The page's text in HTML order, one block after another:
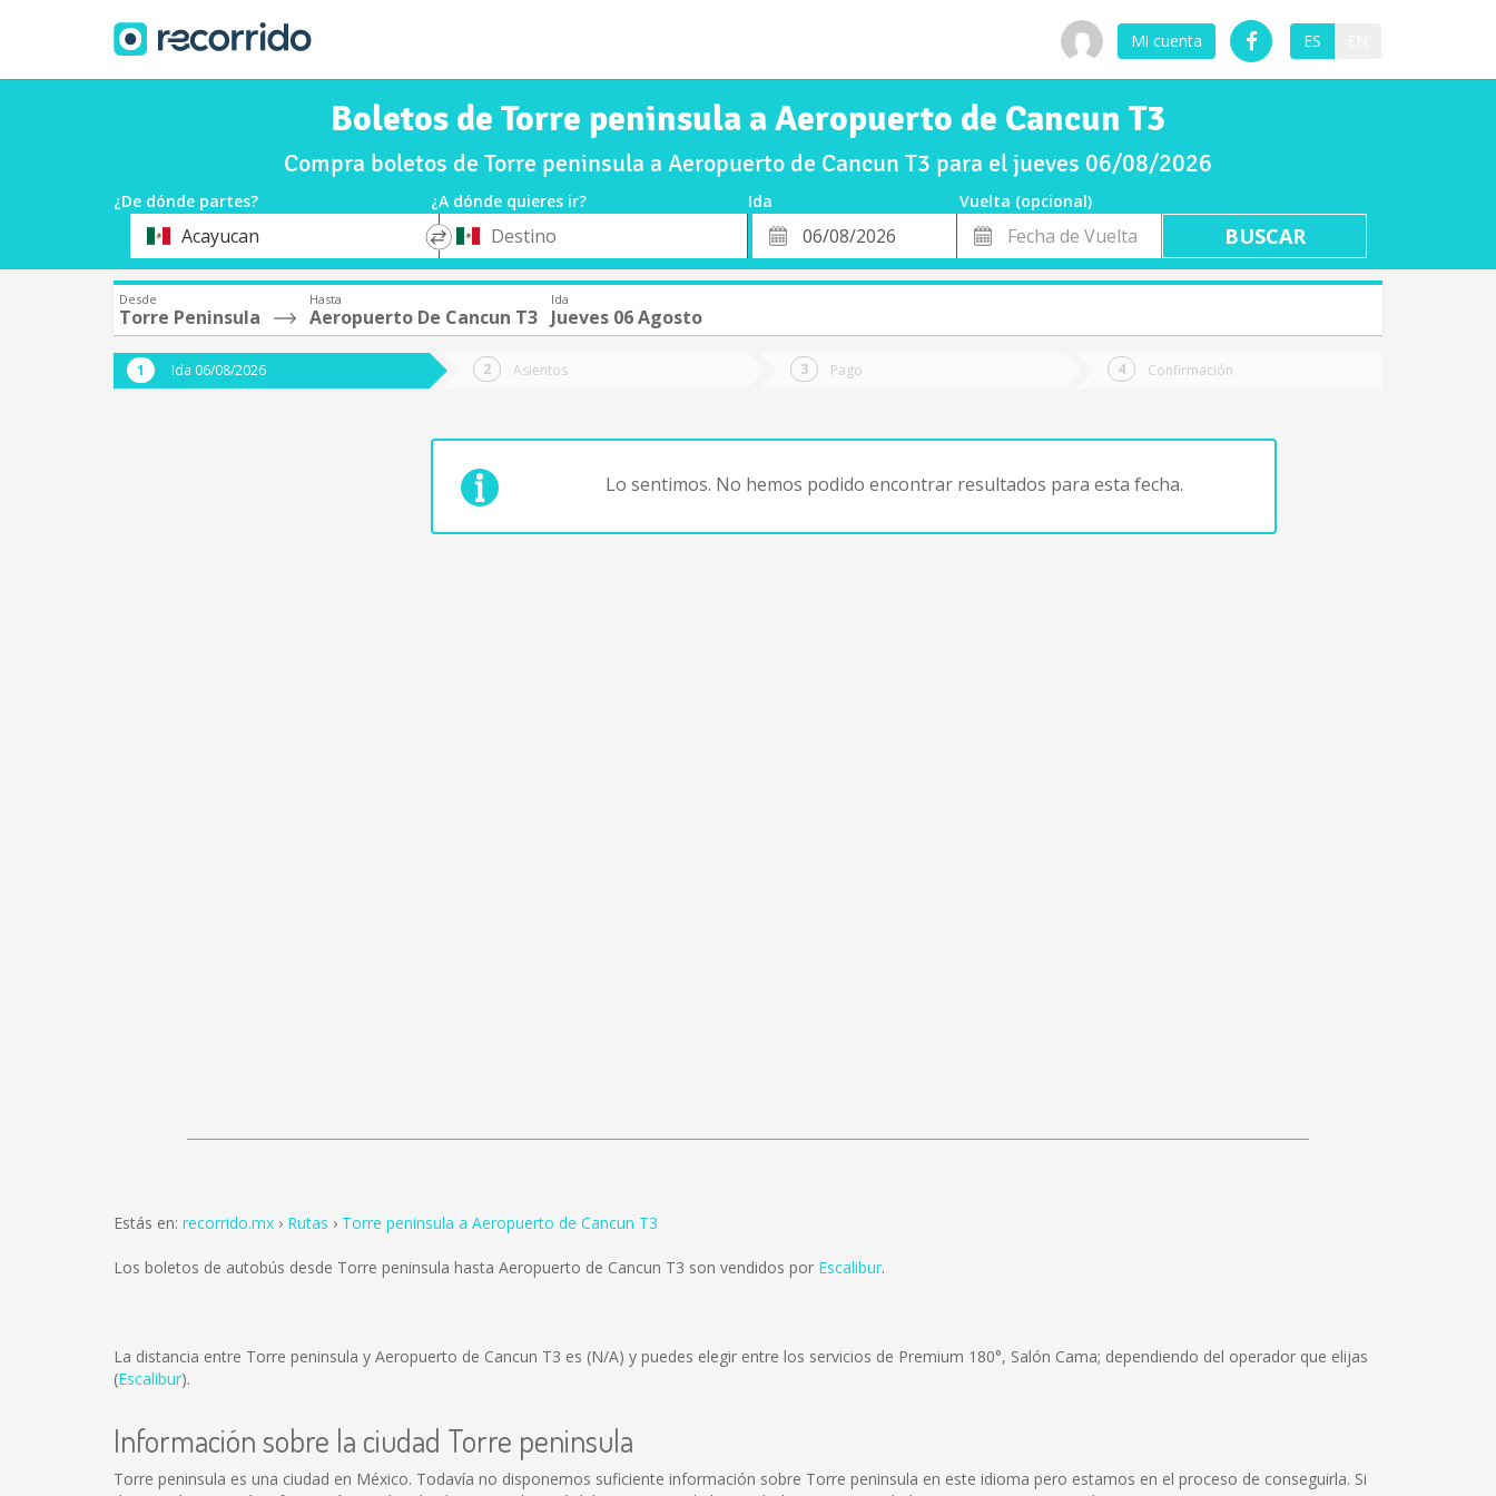
Mi cuenta ES
Boletos de Torre peninsula a Aeropuerto de Cancun T3
Compra boletos de Torre peninsula a Aeropuerto de Cancun T3 para el jueves 06/08/2026
¿De dónde partes? ¿A dónde quieres ir? Ida
Vuelta (opcional)
OrigenAcayucan
*
Destino
Fecha
de
Fecha
de
Vuelta
Desde
Torre Peninsula
Hasta
Aeropuerto De Cancun T3
Ida
Jueves 06 Agosto
Ida 06/08/2026 Asientos Pago Confirmación
Lo sentimos. No hemos podido encontrar resultados para esta fecha.
Estás en: recorrido.mx Rutas Torre peninsula a Aeropuerto de Cancun T3
Los boletos de autobús desde Torre peninsula hasta Aeropuerto de Cancun T3 son vendidos por Escalibur.
La distancia entre Torre peninsula y Aeropuerto de Cancun T3 es (N/A) y puedes elegir entre los servicios de Premium 180°, Salón Cama; dependiendo del operador que elijas
(Escalibur).
Información sobre la ciudad Torre peninsula
Torre peninsula es una ciudad en México. Todavía no disponemos suficiente información sobre Torre peninsula en este idioma pero estamos en el proceso de conseguirla. Si